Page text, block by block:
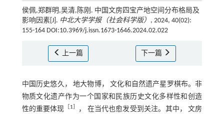
侯佩,郑群明,吴清,陈刚. 中国文房四宝产地空间分布格局及
影响因素[J]. 中北大学学报（社会科学版） , 2024, 40(02):
155-164 DOI:10.3969/j.issn.1673-1646.2024.02.022
上一篇 下一篇
中国历史悠久， 地大物博， 文化和自然遗产星罗棋布。非
物质文化遗产作为一个国家和民族历史文化多样性和创造
性的重要体现
1
， 在当代也愈发受到关注。其中， 文房